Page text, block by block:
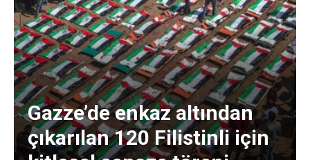
Gazze’de enkaz altından
çıkarılan 120 Filistinli için